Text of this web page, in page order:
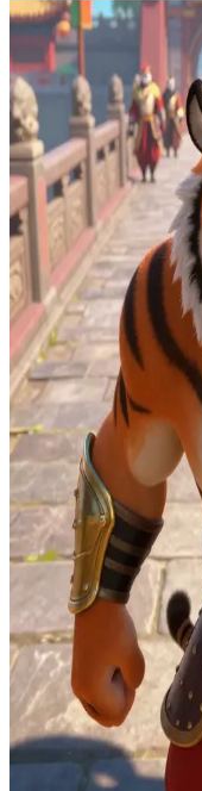
Tigresa
Tigresa, a estoica
Na ponte interna da
resistência, detentor dos
ignitores de canhões
guardas lobos armados
intercepta o comboio e é
seu timing preciso com
ou a perda de evidências.
suprimentos de Shen
fundição é ativado.
executar.